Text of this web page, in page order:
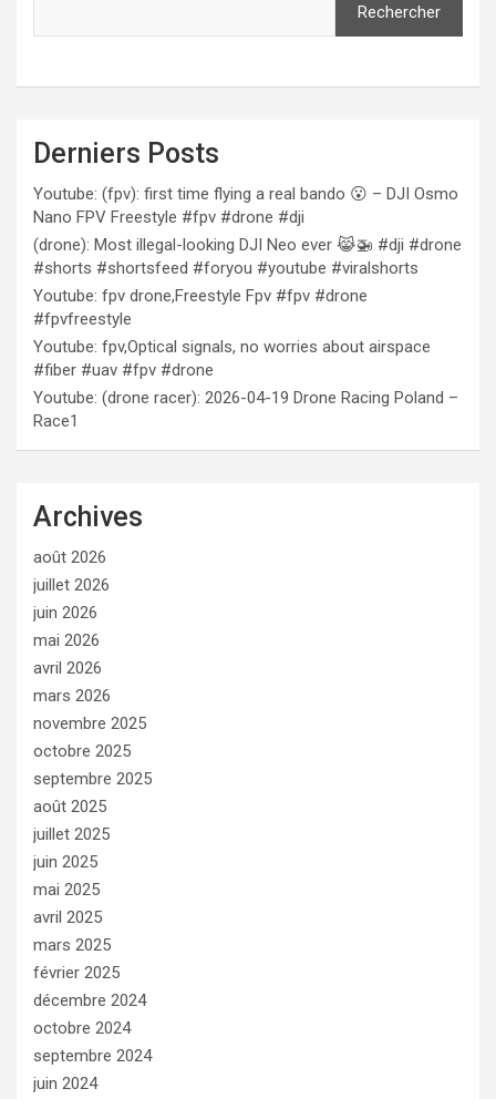
Rechercher
Derniers Posts
Youtube: (fpv): first time flying a real bando 😮 – DJI Osmo
Nano FPV Freestyle #fpv #drone #dji
(drone): Most illegal-looking DJI Neo ever 😹🚁 #dji #drone
#shorts #shortsfeed #foryou #youtube #viralshorts
Youtube: fpv drone,Freestyle Fpv #fpv #drone
#fpvfreestyle
Youtube: fpv,Optical signals, no worries about airspace
#fiber #uav #fpv #drone
Youtube: (drone racer): 2026-04-19 Drone Racing Poland –
Race1
Archives
août 2026
juillet 2026
juin 2026
mai 2026
avril 2026
mars 2026
novembre 2025
octobre 2025
septembre 2025
août 2025
juillet 2025
juin 2025
mai 2025
avril 2025
mars 2025
février 2025
décembre 2024
octobre 2024
septembre 2024
juin 2024